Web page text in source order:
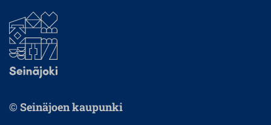
© Seinäjoen kaupunki